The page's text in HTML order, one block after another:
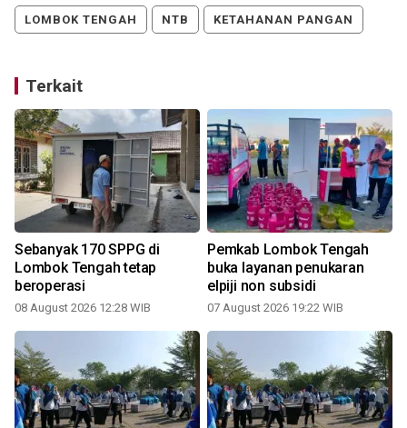
LOMBOK TENGAH NTB KETAHANAN PANGAN
Terkait
Sebanyak 170 SPPG di
Lombok Tengah tetap
beroperasi
08 August 2026 12:28 WIB
Pemkab Lombok Tengah
buka layanan penukaran
elpiji non subsidi
07 August 2026 19:22 WIB